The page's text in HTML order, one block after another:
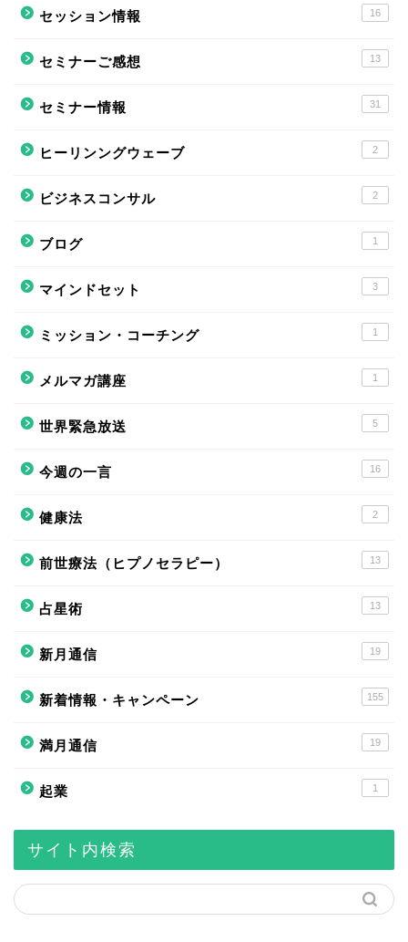
セッション情報 16
セミナーご感想 13
セミナー情報 31
ヒーリンングウェーブ 2
ビジネスコンサル 2
ブログ 1
マインドセット 3
ミッション・コーチング 1
メルマガ講座 1
世界緊急放送 5
今週の一言 16
健康法 2
前世療法（ヒプノセラピー） 13
占星術 13
新月通信 19
新着情報・キャンペーン 155
満月通信 19
起業 1
サイト内検索